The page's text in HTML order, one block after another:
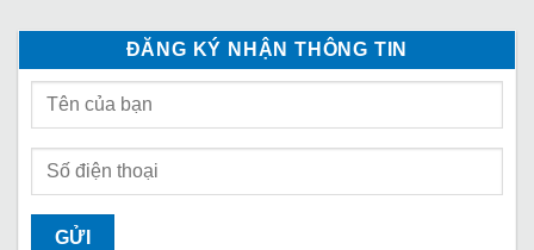
ĐĂNG KÝ NHẬN THÔNG TIN